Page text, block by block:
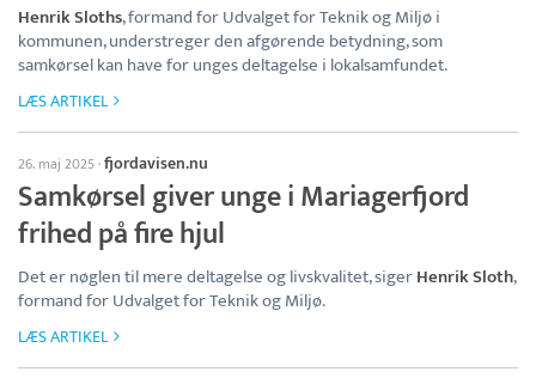
Henrik Sloths, formand for Udvalget for Teknik og Miljø i
kommunen, understreger den afgørende betydning, som
samkørsel kan have for unges deltagelse i lokalsamfundet.
LÆS ARTIKEL
26. maj 2025·fjordavisen.nu
Samkørsel giver unge i Mariagerfjord
frihed på fire hjul
Det er nøglen til mere deltagelse og livskvalitet, sigerHenrik Sloth,
formand for Udvalget for Teknik og Miljø.
LÆS ARTIKEL